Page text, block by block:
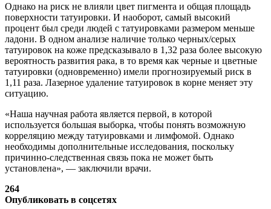
Однако на риск не влияли цвет пигмента и общая площадь
поверхности татуировки. И наоборот, самый высокий
процент был среди людей с татуировками размером меньше
ладони. В одном анализе наличие только черных/серых
татуировок на коже предсказывало в 1,32 раза более высокую
вероятность развития рака, в то время как черные и цветные
татуировки (одновременно) имели прогнозируемый риск в
1,11 раза. Лазерное удаление татуировок в корне меняет эту
ситуацию.
«Наша научная работа является первой, в которой
используется большая выборка, чтобы понять возможную
корреляцию между татуировками и лимфомой. Однако
необходимы дополнительные исследования, поскольку
причинно-следственная связь пока не может быть
установлена», — заключили врачи.
264
Опубликовать в соцсетях